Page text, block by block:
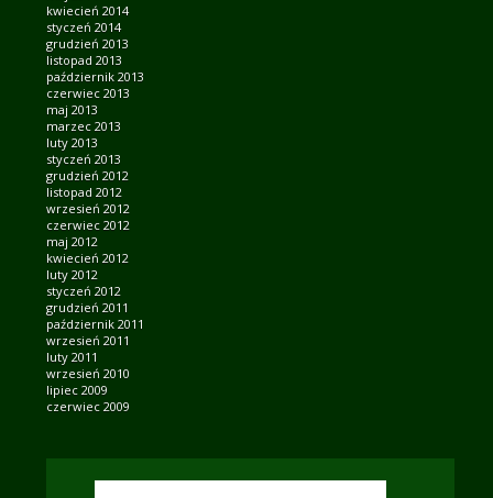
kwiecień 2014
styczeń 2014
grudzień 2013
listopad 2013
październik 2013
czerwiec 2013
maj 2013
marzec 2013
luty 2013
styczeń 2013
grudzień 2012
listopad 2012
wrzesień 2012
czerwiec 2012
maj 2012
kwiecień 2012
luty 2012
styczeń 2012
grudzień 2011
październik 2011
wrzesień 2011
luty 2011
wrzesień 2010
lipiec 2009
czerwiec 2009